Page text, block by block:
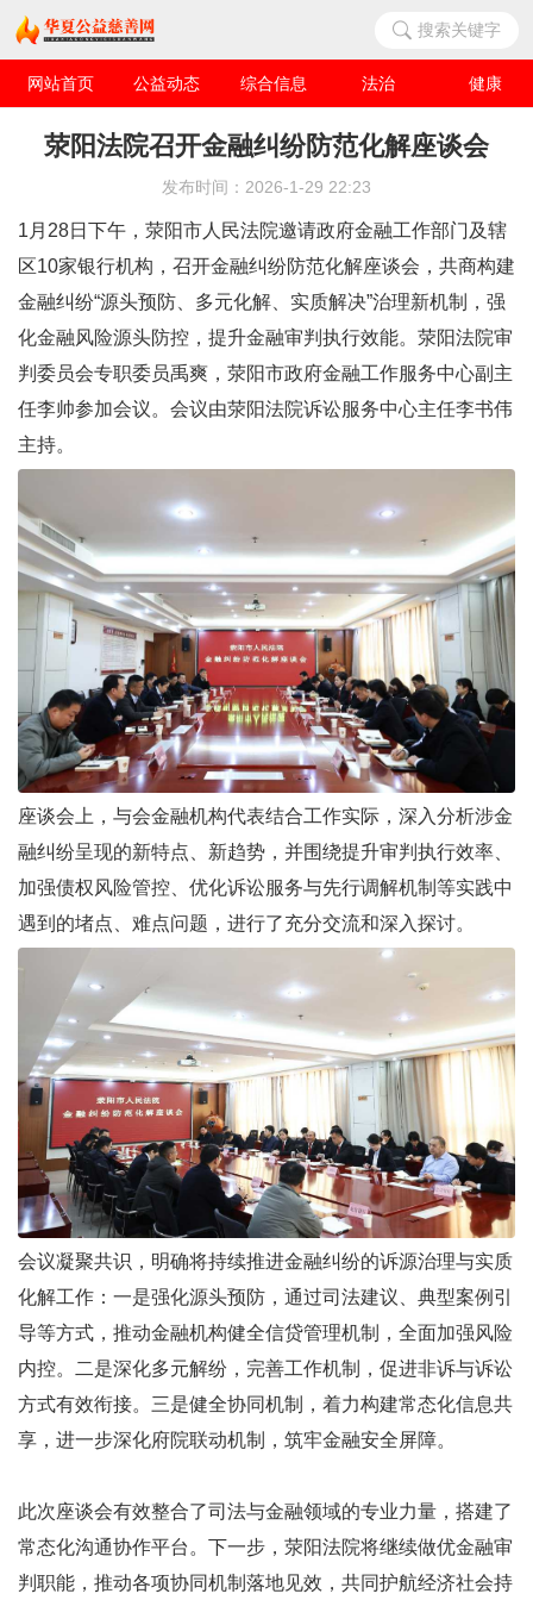
搜索关键字
网站首页 公益动态 综合信息 法治 健康
华夏人物 爱心企业
荥阳法院召开金融纠纷防范化解座谈会
发布时间：2026-1-29 22:23
1月28日下午，荥阳市人民法院邀请政府金融工作部门及辖
区10家银行机构，召开金融纠纷防范化解座谈会，共商构建
金融纠纷“源头预防、多元化解、实质解决”治理新机制，强
化金融风险源头防控，提升金融审判执行效能。荥阳法院审
判委员会专职委员禹爽，荥阳市政府金融工作服务中心副主
任李帅参加会议。会议由荥阳法院诉讼服务中心主任李书伟
主持。
座谈会上，与会金融机构代表结合工作实际，深入分析涉金
融纠纷呈现的新特点、新趋势，并围绕提升审判执行效率、
加强债权风险管控、优化诉讼服务与先行调解机制等实践中
遇到的堵点、难点问题，进行了充分交流和深入探讨。
会议凝聚共识，明确将持续推进金融纠纷的诉源治理与实质
化解工作：一是强化源头预防，通过司法建议、典型案例引
导等方式，推动金融机构健全信贷管理机制，全面加强风险
内控。二是深化多元解纷，完善工作机制，促进非诉与诉讼
方式有效衔接。三是健全协同机制，着力构建常态化信息共
享，进一步深化府院联动机制，筑牢金融安全屏障。
此次座谈会有效整合了司法与金融领域的专业力量，搭建了
常态化沟通协作平台。下一步，荥阳法院将继续做优金融审
判职能，推动各项协同机制落地见效，共同护航经济社会持